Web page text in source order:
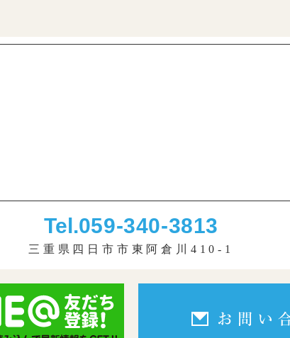
Tel.059-340-3813
三重県四日市市東阿倉川410-1